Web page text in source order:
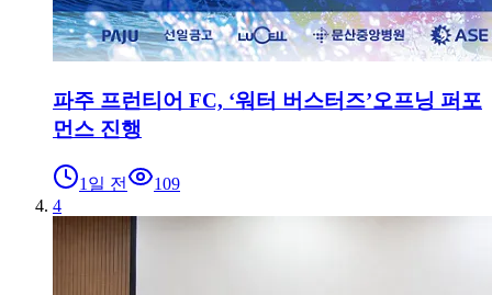
파주 프런티어 FC, ‘워터 버스터즈’오프닝 퍼포
먼스 진행
1일 전
109
4